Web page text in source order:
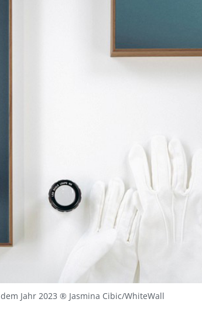
Jahr 2023 ® Jasmina Cibic/WhiteWall